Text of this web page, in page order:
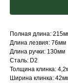
Полная длина:
Длина лезвия: 76мм
Длина ручки: 130мм
Сталь: D2
Толщина клинка:
Ширина клинка: